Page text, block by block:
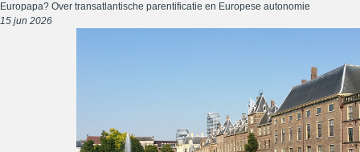
Europapa? Over transatlantische parentificatie en Europese autonomie
15 jun 2026